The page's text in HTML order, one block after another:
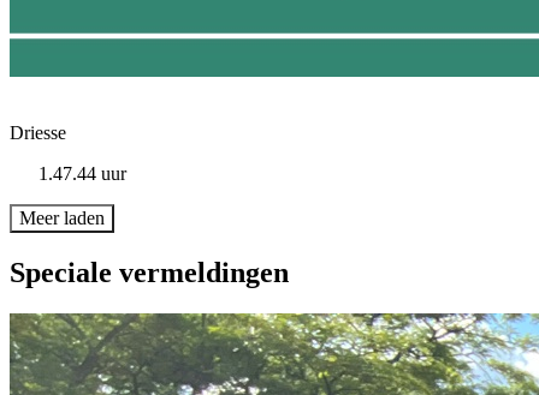
Driesse
1.47.44 uur
Meer laden
Speciale vermeldingen